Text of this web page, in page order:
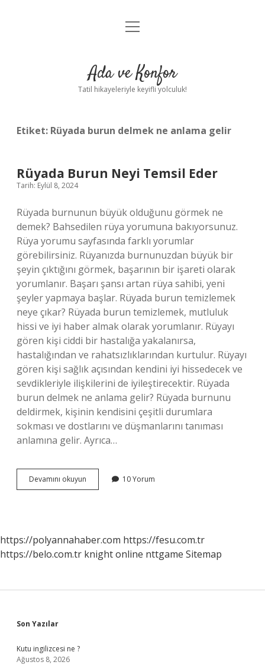
Anasayfa
Yasal Uyarı
menüyü
Ada ve Konfor
Tatil hikayeleriyle keyifli yolculuk!
Etiket: Rüyada burun delmek ne anlama gelir
Rüyada Burun Neyi Temsil Eder
Tarih: Eylül 8, 2024
Rüyada burnunun büyük olduğunu görmek ne
demek? Bahsedilen rüya yorumuna bakıyorsunuz.
Rüya yorumu sayfasında farklı yorumlar
görebilirsiniz. Rüyanızda burnunuzdan büyük bir
şeyin çıktığını görmek, başarının bir işareti olarak
yorumlanır. Başarı şansı artan rüya sahibi, yeni
şeyler yapmaya başlar. Rüyada burun temizlemek
neye çıkar? Rüyada burun temizlemek, mutluluk
hissi ve iyi haber almak olarak yorumlanır. Rüyayı
gören kişi ciddi bir hastalığa yakalanırsa,
hastalığından ve rahatsızlıklarından kurtulur. Rüyayı
gören kişi sağlık açısından kendini iyi hissedecek ve
sevdikleriyle ilişkilerini de iyileştirecektir. Rüyada
burun delmek ne anlama gelir? Rüyada burnunu
deldirmek, kişinin kendisini çeşitli durumlara
sokması ve dostlarını ve düşmanlarını tanıması
anlamına gelir. Ayrıca…
Devamını okuyun
Burun
10 Yorum
https://polyannahaber.com https://fesu.com.tr
https://belo.com.tr knight online nttgame Sitemap
Sidebar
Son Yazılar
Kutu ingilizcesi ne ?
Ağustos 8, 2026